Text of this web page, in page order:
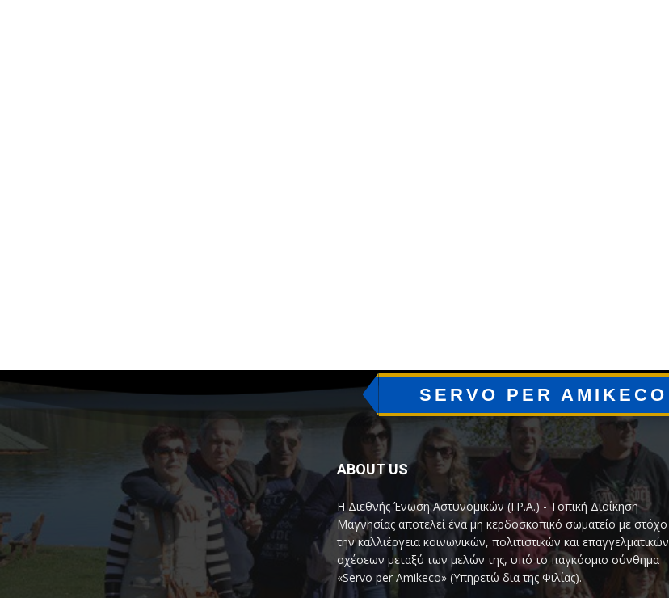
SERVO PER AMIKECO
ABOUT US
Η Διεθνής Ένωση Αστυνομικών (I.P.A.) - Τοπική Διοίκηση
Μαγνησίας αποτελεί ένα μη κερδοσκοπικό σωματείο με στόχο
την καλλιέργεια κοινωνικών, πολιτιστικών και επαγγελματικών
σχέσεων μεταξύ των μελών της, υπό το παγκόσμιο σύνθημα
«Servo per Amikeco» (Υπηρετώ δια της Φιλίας).